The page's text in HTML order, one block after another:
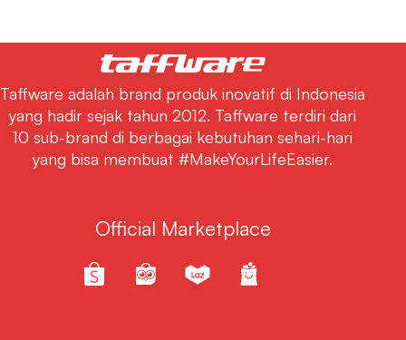
Taffware adalah brand produk inovatif di Indonesia
yang hadir sejak tahun 2012. Taffware terdiri dari
10 sub-brand di berbagai kebutuhan sehari-hari
yang bisa membuat #MakeYourLifeEasier.
Official Marketplace